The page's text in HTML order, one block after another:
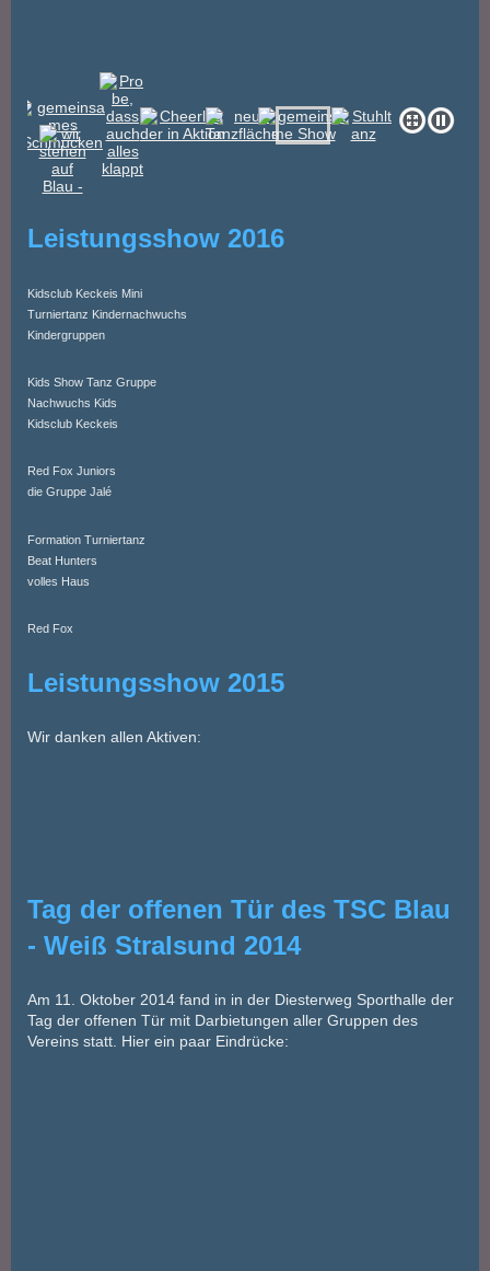
Leistungsshow 2016
Kidsclub Keckeis Mini
Turniertanz Kindernachwuchs
Kindergruppen
Kids Show Tanz Gruppe
Nachwuchs Kids
Kidsclub Keckeis
Red Fox Juniors
die Gruppe Jalé
Formation Turniertanz
Beat Hunters
volles Haus
Red Fox
Leistungsshow 2015
Wir danken allen Aktiven:
Tag der offenen Tür des TSC Blau
- Weiß Stralsund 2014
Am 11. Oktober 2014 fand in in der Diesterweg Sporthalle der
Tag der offenen Tür mit Darbietungen aller Gruppen des
Vereins statt. Hier ein paar Eindrücke: